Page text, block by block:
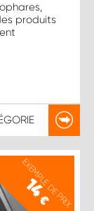
produits
EXEMPLE DE PRIX
14
€